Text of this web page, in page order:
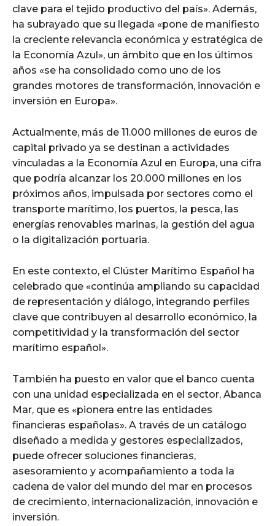
clave para el tejido productivo del país». Además,
ha subrayado que su llegada «pone de manifiesto
la creciente relevancia económica y estratégica de
la Economía Azul», un ámbito que en los últimos
años «se ha consolidado como uno de los
grandes motores de transformación, innovación e
inversión en Europa».
Actualmente, más de 11.000 millones de euros de
capital privado ya se destinan a actividades
vinculadas a la Economía Azul en Europa, una cifra
que podría alcanzar los 20.000 millones en los
próximos años, impulsada por sectores como el
transporte marítimo, los puertos, la pesca, las
energías renovables marinas, la gestión del agua
o la digitalización portuaria.
En este contexto, el Clúster Marítimo Español ha
celebrado que «continúa ampliando su capacidad
de representación y diálogo, integrando perfiles
clave que contribuyen al desarrollo económico, la
competitividad y la transformación del sector
marítimo español».
También ha puesto en valor que el banco cuenta
con una unidad especializada en el sector, Abanca
Mar, que es «pionera entre las entidades
financieras españolas». A través de un catálogo
diseñado a medida y gestores especializados,
puede ofrecer soluciones financieras,
asesoramiento y acompañamiento a toda la
cadena de valor del mundo del mar en procesos
de crecimiento, internacionalización, innovación e
inversión.